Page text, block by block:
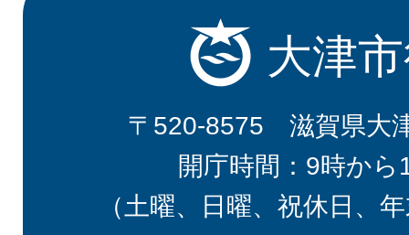
大津
〒520-8575 滋賀県大
開庁時間：9時から
（土曜、日曜、祝休日、